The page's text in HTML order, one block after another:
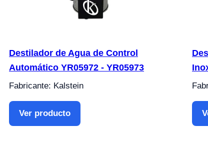
Destilador de Agua de Control
Automático YR05972 - YR05973
Fabricante: Kalstein
Ver producto